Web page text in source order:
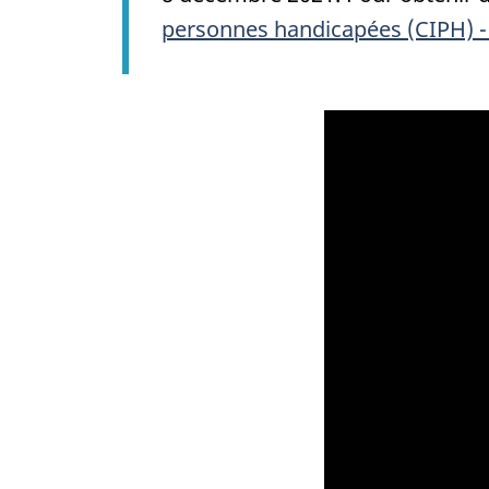
personnes handicapées (CIPH)